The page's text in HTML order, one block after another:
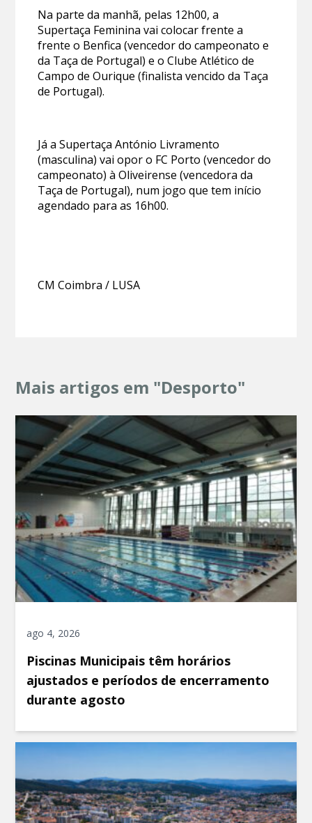
Na parte da manhã, pelas 12h00, a
Supertaça Feminina vai colocar frente a
frente o Benfica (vencedor do campeonato e
da Taça de Portugal) e o Clube Atlético de
Campo de Ourique (finalista vencido da Taça
de Portugal).
Já a Supertaça António Livramento
(masculina) vai opor o FC Porto (vencedor do
campeonato) à Oliveirense (vencedora da
Taça de Portugal), num jogo que tem início
agendado para as 16h00.
CM Coimbra / LUSA
Mais artigos em "Desporto"
ago 4, 2026
Piscinas Municipais têm horários
ajustados e períodos de encerramento
durante agosto